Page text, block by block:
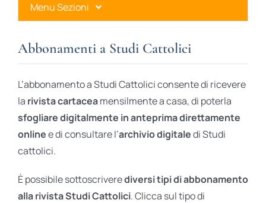
Menu Sezioni
Ares Gold
Ares Digital
Ares Gift Card
Abbonamenti a Studi Cattolici
L’abbonamento a Studi Cattolici consente di ricevere
la rivista cartaceamensilmente a casa, di poterla
sfogliare digitalmente in anteprima direttamente
onlinee di consultare l’archivio digitaledi Studi
cattolici.
È possibile sottoscriverediversi tipi di abbonamento
alla rivista Studi Cattolici. Clicca sul tipo di